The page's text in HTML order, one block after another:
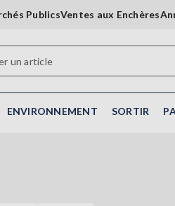
PublicsVentes aux Enchères
ENVIRONNEMENT SORTIR